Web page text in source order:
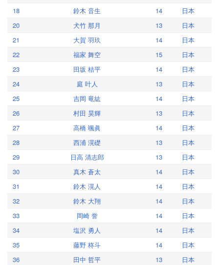
18
鈴木 音生 14
日本
20
犬竹 那月 13
日本
21
大賀 羽玖 14
日本
22
福家 舞空 15
日本
23
田坂 桔平 14
日本
24
庭 叶人 13
日本
25
吉岡 竜紘 14
日本
26
村田 昊輝 13
日本
27
高橋 颯眞 14
日本
28
西浦 滉礎 13
日本
29
日高 清志郎 13
日本
30
真木 蒼太 14
日本
31
鈴木 滉人 14
日本
32
鈴木 大翔 14
日本
33
岡崎 誉 14
日本
34
塩沢 勇人 14
日本
35
藤野 柊斗 14
日本
36
田中 哲平 13 日本